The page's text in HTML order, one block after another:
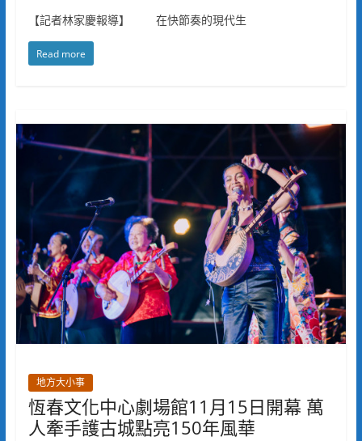
【記者林家慶報導】 在快節奏的現代生
Read more
地方大小事
恆春文化中心劇場館11月15日開幕 萬
人牽手護古城點亮150年風華